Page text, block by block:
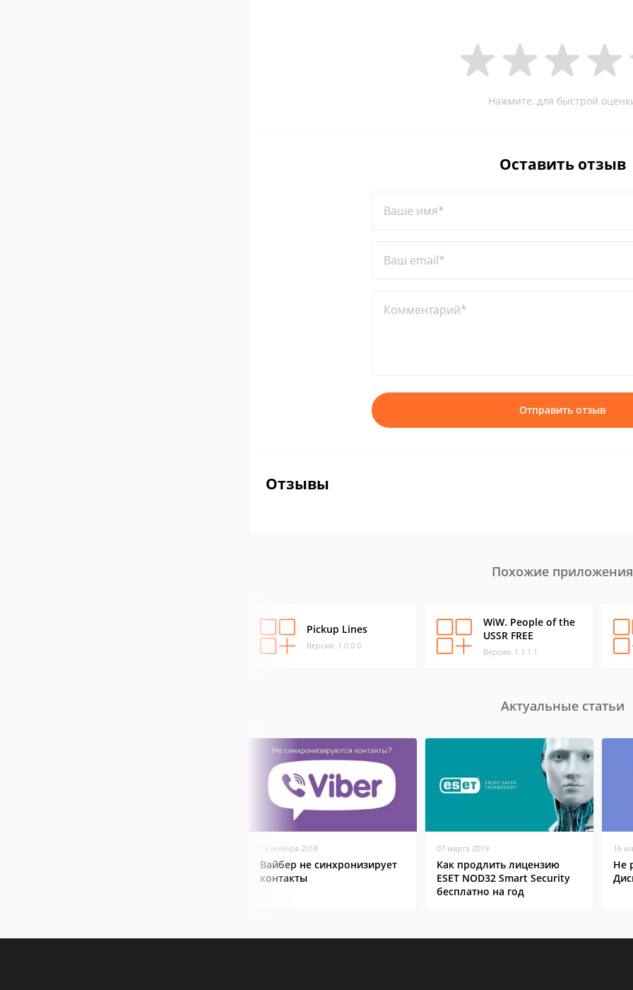
Нажмите, для быстрой
Оставить отзыв
Ваше имя*
Ваш email*
Комментарий*
Отправить отзыв
Отзывы
Похожие приложения
Pickup Lines
Версия: 1.0.0.0
WiW. People of the
USSR FREE
Версия: 1.1.1.1
Актуальные статьи
19 ноября 2018
Вайбер не синхронизирует
контакты
07 марта 2019
Как продлить лицензию
ESET NOD32 Smart Security
бесплатно на год
16
Не